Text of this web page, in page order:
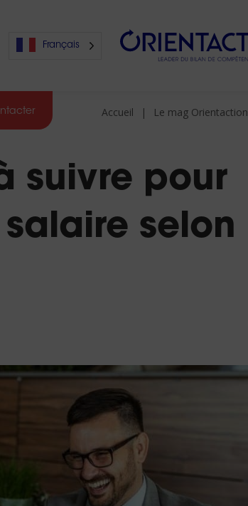
Français
24h
une
agence
Accueil Le mag Orientaction
suivre pour
selon